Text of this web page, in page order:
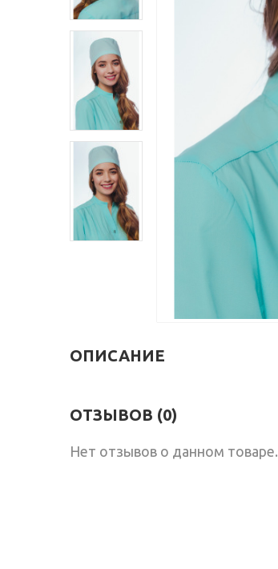
ОПИСАНИЕ
ОТЗЫВОВ (0)
Нет отзывов о данном товаре.